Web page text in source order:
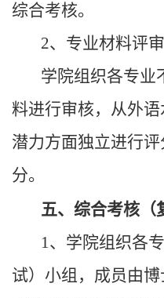
综合考核。
2、专业材料评审
学院组织各专业
料进行审核，从外
潜力方面独立进行
分。
五、综合考核（
1、学院组织各
试）小组，成员由